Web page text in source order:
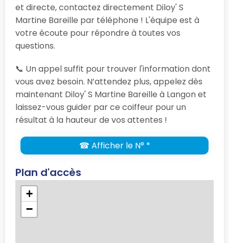
et directe, contactez directement Diloy' S
Martine Bareille par téléphone ! L'équipe est à
votre écoute pour répondre à toutes vos
questions.
📞 Un appel suffit pour trouver l'information dont
vous avez besoin. N’attendez plus, appelez dès
maintenant Diloy' S Martine Bareille à Langon et
laissez-vous guider par ce coiffeur pour un
résultat à la hauteur de vos attentes !
☎ Afficher le N° *
Plan d'accès
+
−